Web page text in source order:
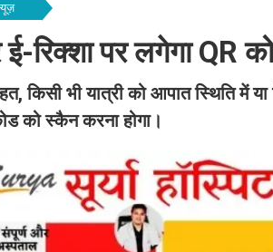
रिक्शा पर लगेगा QR
किसी भी यात्री को आपात स्थिति में
को स्कैन करना होगा।